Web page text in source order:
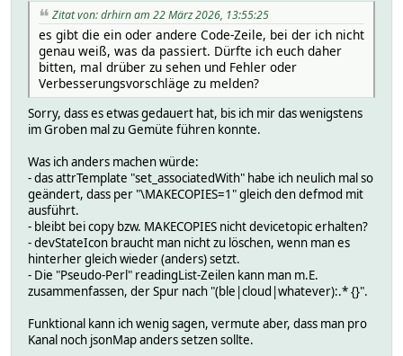
$\DEVICETOPIC/status/zigbee:.* {}
attr DEVICE setList toggle:noArg $\DEVICETOPIC/command/
on:noArg $\DEVICETOPIC/command/switch:0 on\
off:noArg $\DEVICETOPIC/command/switch:0 off\
on-for-timer $\DEVICETOPIC/command/switch:0
off-for-timer $\DEVICETOPIC/command/switch:0
x_statusUpdate:noArg $\DEVICETOPIC/command
x_getDeviceInfo:noArg $\DEVICETOPIC/command announce\
x_check_update:noArg $\DEVICETOPIC/command
x_update:noArg $\DEVICETOPIC/command
attr DEVICE jsonMap output:state
attr DEVICE setStateList on off toggle on-for-timer off-
attr DEVICE webCmd :
deleteattr DEVICE getList
set DEVICE x_statusUpdate
set DEVICE x_getDeviceInfo
loop:#:1:2:3
copy DEVICE DEVICE_CH#
deleteattr DEVICE_CH# stateFormat
deleteattr DEVICE_CH# devStateIcon
attr DEVICE_CH# devStateIcon {my $light =
attr DEVICE_CH# readingList\
Zitat von: drhirn am 22 März 2026, 13:55:25
es gibt die ein oder andere Code-Zeile, bei der ich nicht
genau weiß, was da passiert. Dürfte ich euch daher
bitten, mal drüber zu sehen und Fehler oder
Verbesserungsvorschläge zu melden?
Sorry, dass es etwas gedauert hat, bis ich mir das wenigstens
im Groben mal zu Gemüte führen konnte.
Was ich anders machen würde:
- das attrTemplate "set_associatedWith" habe ich neulich mal so
geändert, dass per "\MAKECOPIES=1" gleich den defmod mit
ausführt.
- bleibt bei copy bzw. MAKECOPIES nicht devicetopic erhalten?
- devStateIcon braucht man nicht zu löschen, wenn man es
hinterher gleich wieder (anders) setzt.
- Die "Pseudo-Perl" readingList-Zeilen kann man m.E.
zusammenfassen, der Spur nach "(ble|cloud|whatever):.* {}".
Funktional kann ich wenig sagen, vermute aber, dass man pro
Kanal noch jsonMap anders setzen sollte.